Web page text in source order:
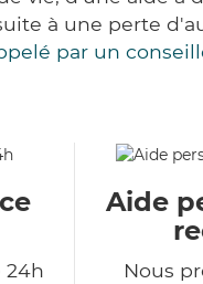
à une perte
par un
24h
Aide
Nous